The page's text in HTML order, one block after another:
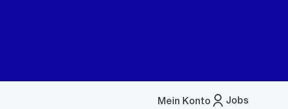
Jobs
Mein Konto